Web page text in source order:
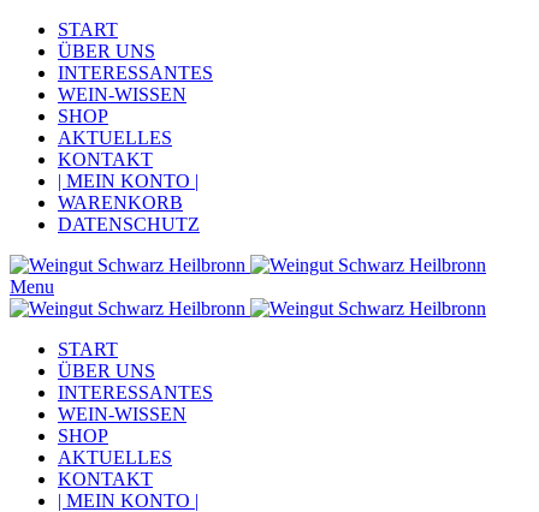
START
ÜBER UNS
INTERESSANTES
WEIN-WISSEN
SHOP
AKTUELLES
KONTAKT
| MEIN KONTO |
WARENKORB
DATENSCHUTZ
Menu
START
ÜBER UNS
INTERESSANTES
WEIN-WISSEN
SHOP
AKTUELLES
KONTAKT
| MEIN KONTO |